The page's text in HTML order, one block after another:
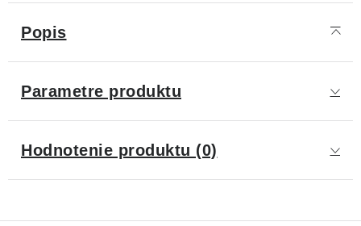
Popis
Parametre produktu
Hodnotenie produktu (0)